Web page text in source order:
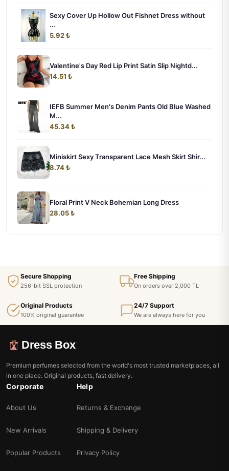
Sexy Cover Up Hollow Out Fishnet Dress without
...
5.92 ₺
Valentine's Day Red Lip Print Satin Slip Nightd...
14.51 ₺
IEFB Summer Men's Denim Pants Old Blue Washed
M...
45.34 ₺
Miniskirt Sexy Transparent Lace Mesh Skirt Shir...
8.74 ₺
Floral Print V Neck Bohemian Long Dress
28.05 ₺
Secure Shopping
256-bit SSL protection
Free Shipping
On orders over 2,000 TL
Original Products
100% original guarantee
24/7 Support
We are always here for you
Dress Box
Premium perfumes selected from the world's most trusted marketplaces, all
in one place. Original products, fast delivery.
Corporate
About Us
New Arrivals
Popular Products
Help
Returns & Exchange
Shipping & Delivery
Privacy Policy